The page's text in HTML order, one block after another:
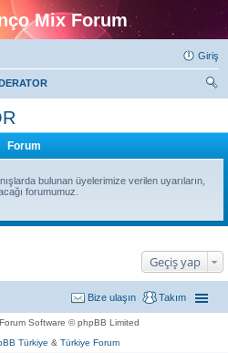
Mix Forum
Giriş
Forum
bulunan üyelerimize verilen uyarıların,
forumumuz.
Geçiş yap
Takım
Bize ulaşın
Software © phpBB Limited
Türkiye & Türkiye Forum